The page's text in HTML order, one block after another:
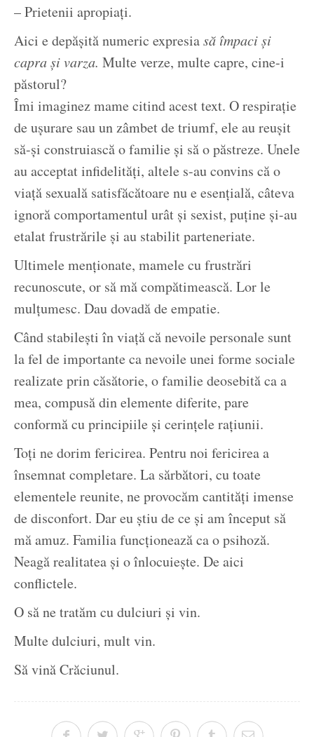
– Prietenii apropiaţi.
Aici e depăşită numeric expresiasă împaci şi
capra şi varza. Multe verze, multe capre, cine-i
păstorul?
Îmi imaginez mame citind acest text. O respiraţie
de uşurare sau un zâmbet de triumf, ele au reuşit
să-şi construiască o familie şi să o păstreze. Unele
au acceptat infidelităţi, altele s-au convins că o
viaţă sexuală satisfăcătoare nu e esenţială, câteva
ignoră comportamentul urât şi sexist, puţine şi-au
etalat frustrările şi au stabilit parteneriate.
Ultimele menţionate, mamele cu frustrări
recunoscute, or să mă compătimească. Lor le
mulţumesc. Dau dovadă de empatie.
Când stabileşti în viaţă că nevoile personale sunt
la fel de importante ca nevoile unei forme sociale
realizate prin căsătorie, o familie deosebită ca a
mea, compusă din elemente diferite, pare
conformă cu principiile şi cerinţele raţiunii.
Toţi ne dorim fericirea. Pentru noi fericirea a
însemnat completare. La sărbători, cu toate
elementele reunite, ne provocăm cantităţi imense
de disconfort. Dar eu ştiu de ce şi am început să
mă amuz. Familia funcţionează ca o psihoză.
Neagă realitatea şi o înlocuieşte. De aici
conflictele.
O să ne tratăm cu dulciuri şi vin.
Multe dulciuri, mult vin.
Să vină Crăciunul.